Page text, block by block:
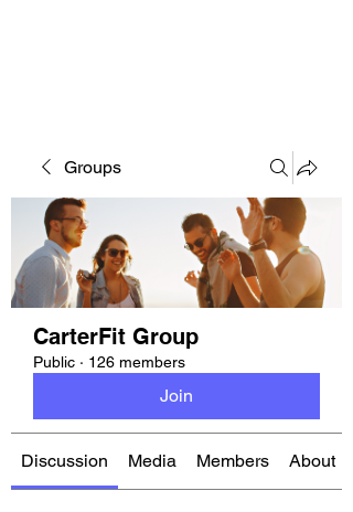
Groups
CarterFit Group
Public · 126 members
Join
Discussion Media Members About